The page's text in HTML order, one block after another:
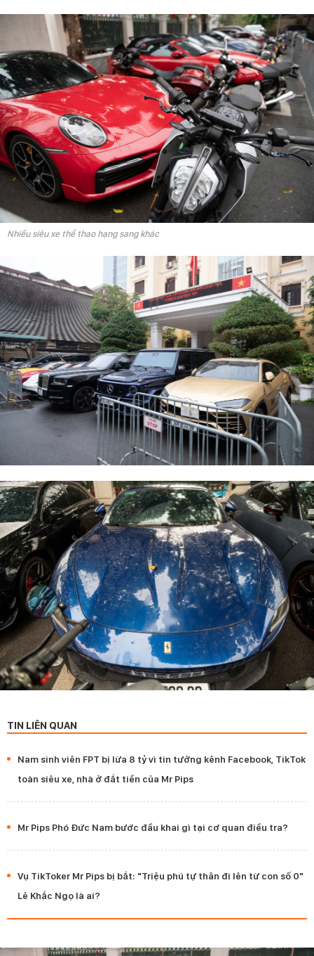
Nhiều siêu xe thể thao hạng sang khác
TIN LIÊN QUAN
Nam sinh viên FPT bị lừa 8 tỷ vì tin tưởng kênh Facebook, TikTok
toàn siêu xe, nhà ở đắt tiền của Mr Pips
Mr Pips Phó Đức Nam bước đầu khai gì tại cơ quan điều tra?
Vụ TikToker Mr Pips bị bắt: "Triệu phú tự thân đi lên từ con số 0"
Lê Khắc Ngọ là ai?